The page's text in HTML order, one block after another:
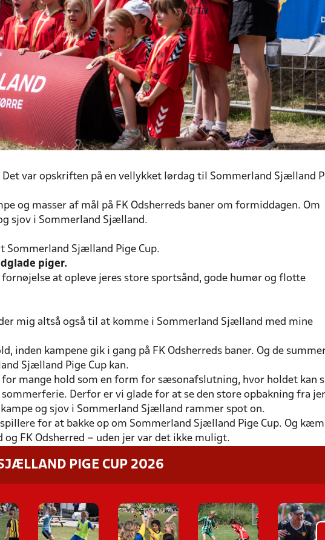
Det var opskriften på en vellykket lørdag til Sommerland Sjælland
og masser af mål på FK Odsherreds baner om formiddagen. Om
sjov i Sommerland Sjælland.
Sjælland Pige Cup.
piger.
at opleve jeres store sportsånd, gode humør og flotte
mig altså også til at komme i Sommerland Sjælland med mine
inden kampene gik i gang på FK Odsherreds baner. Og de
Sjælland Pige Cup kan.
mange hold som en form for sæsonafslutning, hvor holdet kan
Derfor er vi glade for at se den store opbakning fra
og sjov i Sommerland Sjælland rammer spot on.
for at bakke op om Sommerland Sjælland Pige Cup. Og
FK Odsherred – uden jer var det ikke muligt.
PIGE CUP 2026